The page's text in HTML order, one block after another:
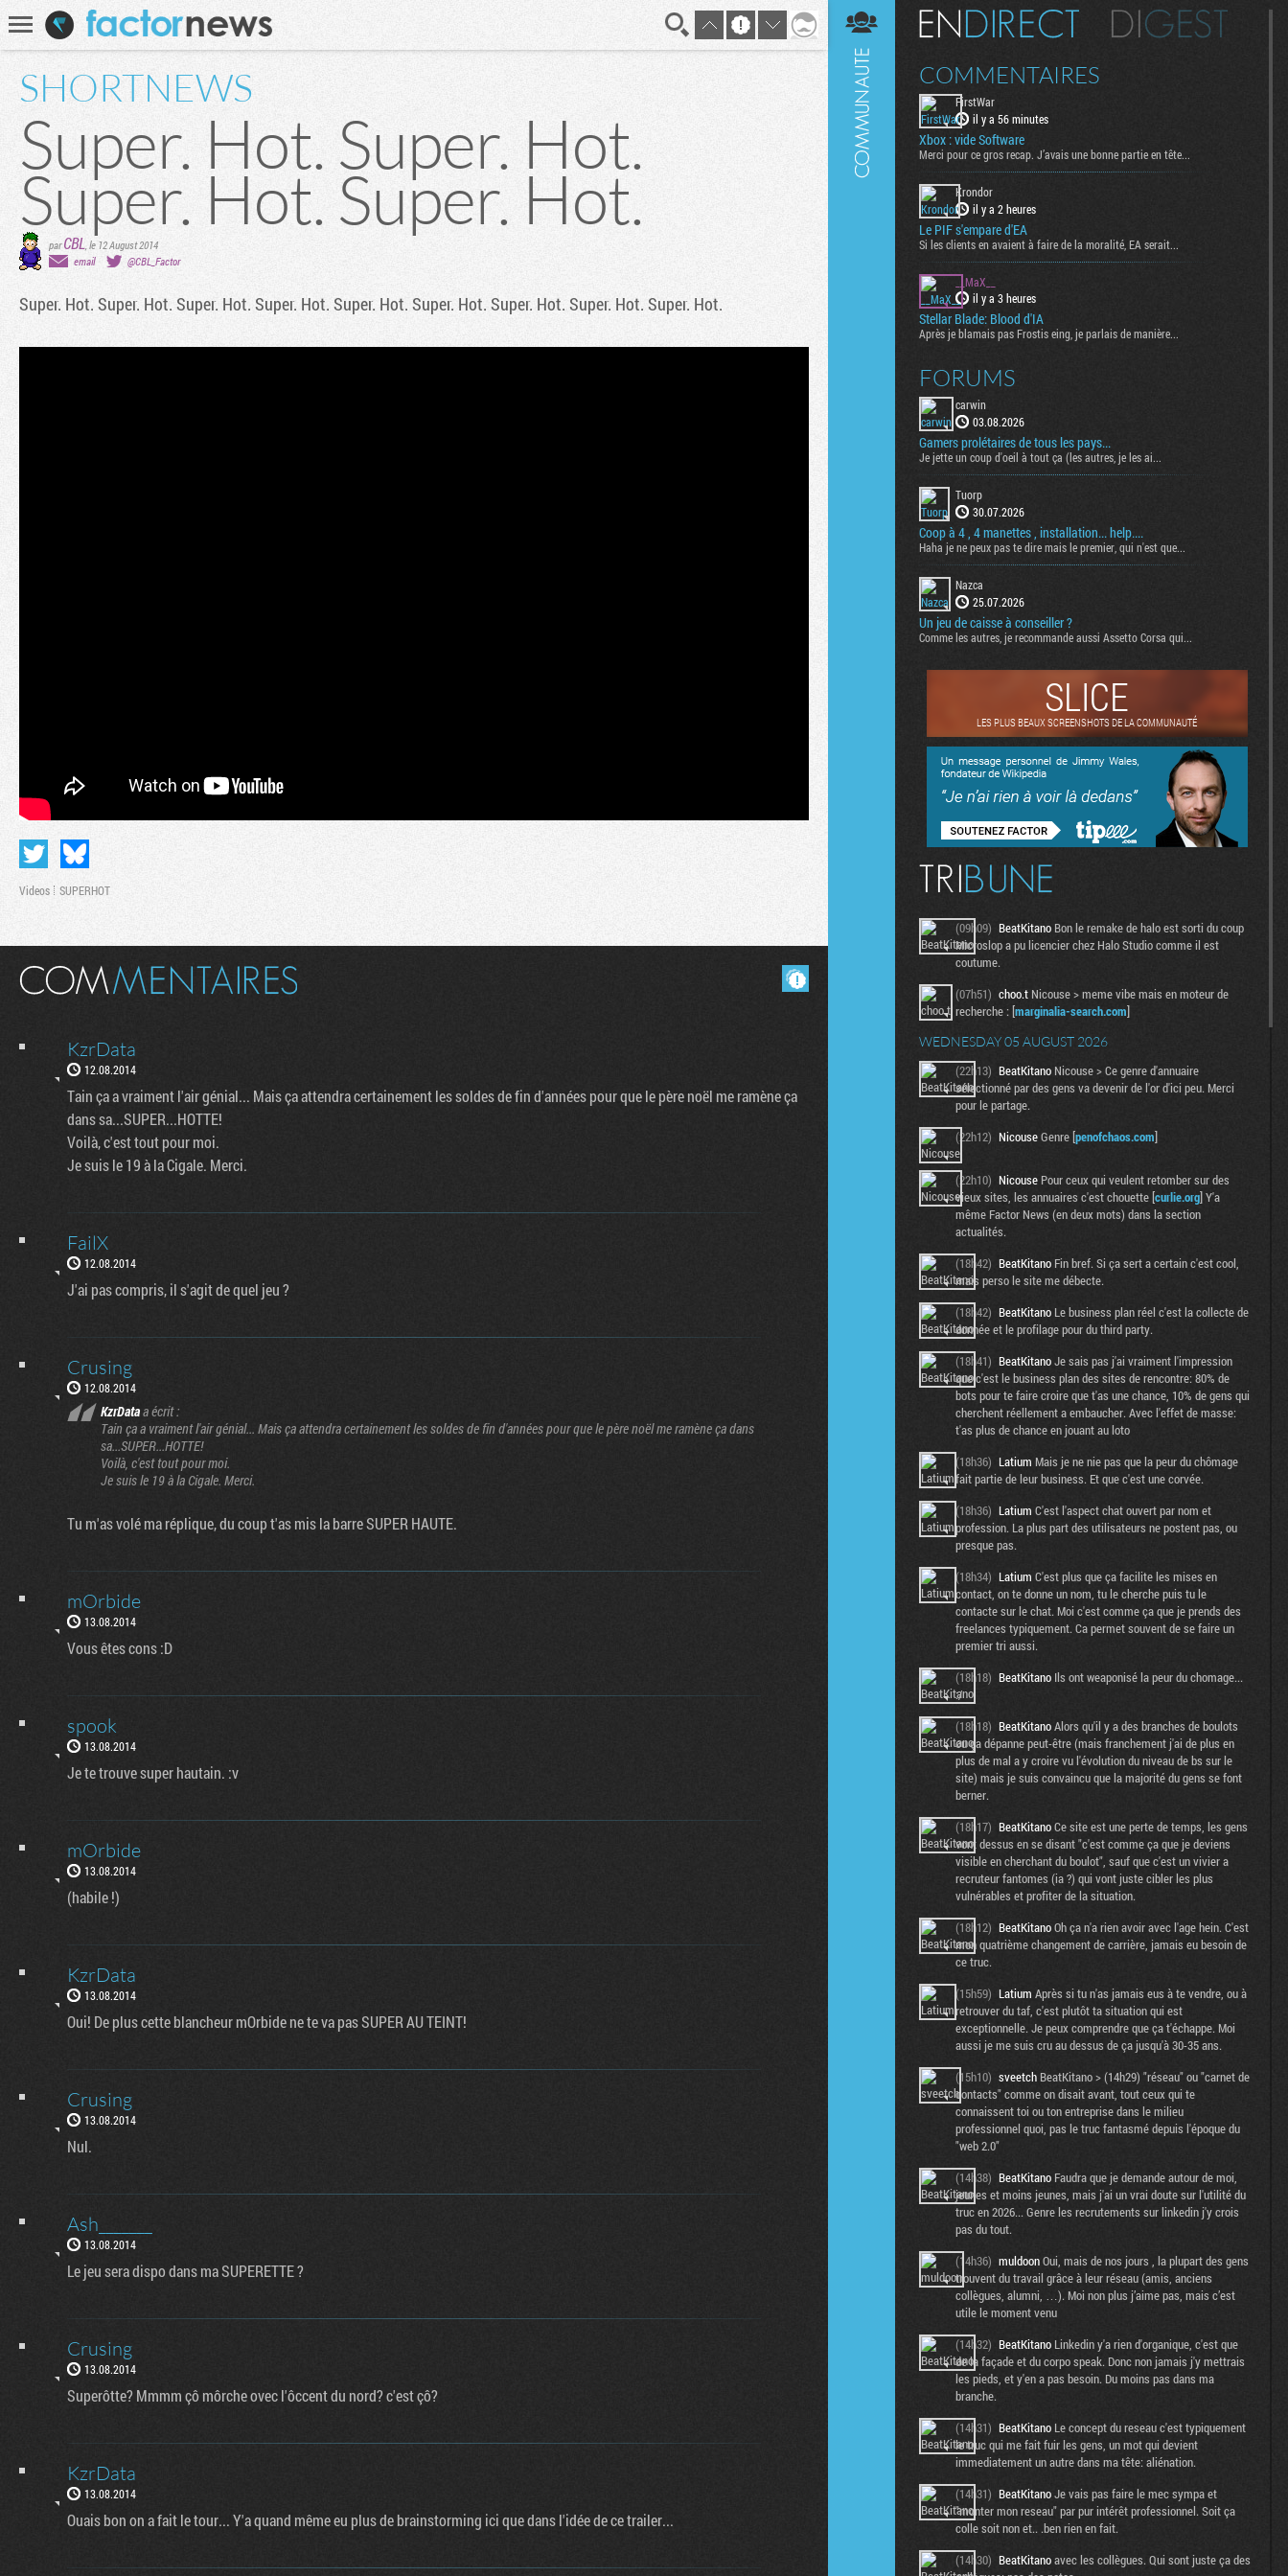
Recherche
SHORTNEWS
Super. Hot. Super. Hot.
Super. Hot. Super. Hot.
parCBL le 12 August 2014
email
@CBL_Factor
Super. Hot. Super. Hot. Super. Hot. Super. Hot. Super. Hot. Super. Hot. Super. Hot. Super. Hot. Super. Hot.
Videos SUPERHOT
KzrData
12.08.2014
Tain ça a vraiment l'air génial... Mais ça attendra certainement les soldes de fin d'années pour que le père noël me ramène ça
dans sa...SUPER...HOTTE!
Voilà, c'est tout pour moi.
Je suis le 19 à la Cigale. Merci.
FailX
12.08.2014
J'ai pas compris, il s'agit de quel jeu ?
Crusing
12.08.2014
KzrDataa écrit :
Tain ça a vraiment l'air génial... Mais ça attendra certainement les soldes de fin d'années pour que le père noël me ramène ça dans
sa...SUPER...HOTTE!
Voilà, c'est tout pour moi.
Je suis le 19 à la Cigale. Merci.
Tu m'as volé ma réplique, du coup t'as mis la barre SUPER HAUTE.
mOrbide
13.08.2014
Vous êtes cons :D
spook
13.08.2014
Je te trouve super hautain. :v
mOrbide
13.08.2014
(habile !)
KzrData
13.08.2014
Oui! De plus cette blancheur mOrbide ne te va pas SUPER AU TEINT!
Crusing
13.08.2014
Nul.
Ash_______
13.08.2014
Le jeu sera dispo dans ma SUPERETTE ?
Crusing
13.08.2014
Superôtte? Mmmm çô môrche ovec l'ôccent du nord? c'est çô?
KzrData
13.08.2014
Ouais bon on a fait le tour... Y'a quand même eu plus de brainstorming ici que dans l'idée de ce trailer...
En direct Digest
COMMENTAIRES
FirstWar
il y a 56 minutes
Xbox : vide Software
Merci pour ce gros recap. J’avais une bonne partie en tête...
Krondor
il y a 2 heures
Le PIF s'empare d'EA
Si les clients en avaient à faire de la moralité, EA serait...
__MaX__
il y a 3 heures
Stellar Blade: Blood d'IA
Après je blamais pas Frostis eing, je parlais de manière...
FORUMS
carwin
03.08.2026
Gamers prolétaires de tous les pays...
Je jette un coup d'oeil à tout ça (les autres, je les ai...
Tuorp
30.07.2026
Coop à 4 , 4 manettes , installation... help....
Haha je ne peux pas te dire mais le premier, qui n'est que...
Nazca
25.07.2026
Un jeu de caisse à conseiller ?
Comme les autres, je recommande aussi Assetto Corsa qui...
SLICE
LES PLUS BEAUX SCREENSHOTS DE LA COMMUNAUTÉ
(09h09) BeatKitano Bon le remake de halo est sorti du coup
Microslop a pu licencier chez Halo Studio comme il est
coutume.
(07h51) choo.t Nicouse > meme vibe mais en moteur de
recherche : [marginalia-search.com]
WEDNESDAY 05 AUGUST 2026
(22h13) BeatKitano Nicouse > Ce genre d'annuaire
sélectionné par des gens va devenir de l'or d'ici peu. Merci
pour le partage.
(22h12) NicouseGenre [penofchaos.com]
(22h10) Nicouse Pour ceux qui veulent retomber sur des
vieux sites, les annuaires c'est chouette [curlie.org] Y'a
même Factor News (en deux mots) dans la section
actualités.
(18h42) BeatKitano Fin bref. Si ça sert a certain c'est cool,
mais perso le site me débecte.
(18h42) BeatKitano Le business plan réel c'est la collecte de
donnée et le profilage pour du third party.
(18h41) BeatKitanoJe sais pas j'ai vraiment l'impression
que c'est le business plan des sites de rencontre: 80% de
bots pour te faire croire que t'as une chance, 10% de gens qui
cherchent réellement a embaucher. Avec l'effet de masse:
t'as plus de chance en jouant au loto
(18h36) Latium Mais je ne nie pas que la peur du chômage
fait partie de leur business. Et que c'est une corvée.
(18h36) Latium C'est l'aspect chat ouvert par nom et
profession. La plus part des utilisateurs ne postent pas, ou
presque pas.
(18h34) Latium C'est plus que ça facilite les mises en
contact, on te donne un nom, tu le cherche puis tu le
contacte sur le chat. Moi c'est comme ça que je prends des
freelances typiquement. Ca permet souvent de se faire un
premier tri aussi.
(18h18) BeatKitano Ils ont weaponisé la peur du chomage...
:/
(18h18) BeatKitanoAlors qu'il y a des branches de boulots
ou ça dépanne peut-être (mais franchement j'ai de plus en
plus de mal a y croire vu l'évolution du niveau de bs sur le
site) mais je suis convaincu que la majorité du gens se font
berner.
(18h17) BeatKitanoCe site est une perte de temps, les gens
vont dessus en se disant "c'est comme ça que je deviens
visible en cherchant du boulot", sauf que c'est un vivier a
recruteur fantomes (ia ?) qui vont juste cibler les plus
vulnérables et profiter de la situation.
(18h12) BeatKitanoOh ça n'a rien avoir avec l'age hein. C'est
mon quatrième changement de carrière, jamais eu besoin de
ce truc.
(15h59) Latium Après si tu n'as jamais eus à te vendre, ou à
retrouver du taf, c'est plutôt ta situation qui est
exceptionnelle. Je peux comprendre que ça t'échappe. Moi
aussi je me suis cru au dessus de ça jusqu'à 30-35 ans.
(15h10) sveetch BeatKitano > (14h29) "réseau" ou "carnet de
contacts" comme on disait avant, tout ceux qui te
connaissent toi ou ton entreprise dans le milieu
professionnel quoi, pas le truc fantasmé depuis l'époque du
"web 2.0"
(14h38) BeatKitano Faudra que je demande autour de moi,
jeunes et moins jeunes, mais j'ai un vrai doute sur l'utilité du
truc en 2026... Genre les recrutements sur linkedin j'y crois
pas du tout.
(14h36) muldoonOui, mais de nos jours , la plupart des gens
trouvent du travail grâce à leur réseau (amis, anciens
collègues, alumni, …). Moi non plus j’aime pas, mais c’est
utile le moment venu
(14h32) BeatKitano Linkedin y'a rien d'organique, c'est que
de la façade et du corpo speak. Donc non jamais j'y mettrais
les pieds, et y'en a pas besoin. Du moins pas dans ma
branche.
(14h31) BeatKitano Le concept du reseau c'est typiquement
le truc qui me fait fuir les gens, un mot qui devient
immediatement un autre dans ma tête: aliénation.
(14h31) BeatKitanoJe vais pas faire le mec sympa et
"monter mon reseau" par pur intérêt professionnel. Soit ça
colle soit non et.. .ben rien en fait.
(14h30) BeatKitanoavec les collègues. Qui sont juste ça des